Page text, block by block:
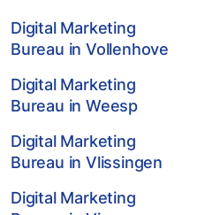
Digital Marketing
Bureau in Vollenhove
Digital Marketing
Bureau in Weesp
Digital Marketing
Bureau in Vlissingen
Digital Marketing